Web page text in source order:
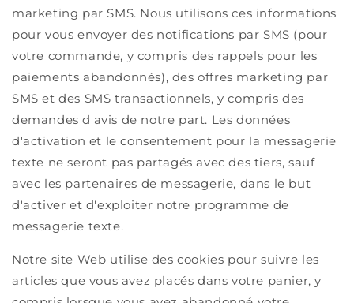
marketing par SMS. Nous utilisons ces informations
pour vous envoyer des notifications par SMS (pour
votre commande, y compris des rappels pour les
paiements abandonnés), des offres marketing par
SMS et des SMS transactionnels, y compris des
demandes d'avis de notre part. Les données
d'activation et le consentement pour la messagerie
texte ne seront pas partagés avec des tiers, sauf
avec les partenaires de messagerie, dans le but
d'activer et d'exploiter notre programme de
messagerie texte.
Notre site Web utilise des cookies pour suivre les
articles que vous avez placés dans votre panier, y